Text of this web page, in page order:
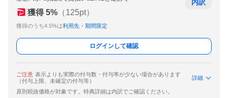
獲得 5% （125pt）
獲得のうち4.5%は利用先・期間限定
内訳
ログインして確認
ご注意 表示よりも実際の付与数・付与率が少ない場合があります
（付与上限、未確定の付与等）
詳細
原則税抜価格が対象です。特典詳細は内訳でご確認ください。